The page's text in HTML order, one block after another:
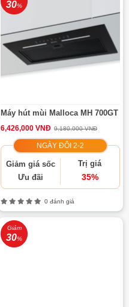
30%
Máy hút mùi Malloca MH 700GT
6,426,000 VNĐ 9,180,000 VNĐ
NGÀY ĐÔI 2-2
Giảm giá sốc
Ưu đãi
Trị giá
35%
0 đánh giá
Giảm
30%